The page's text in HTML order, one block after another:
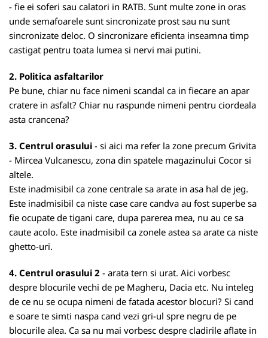
- fie ei soferi sau calatori in RATB. Sunt multe zone in oras
unde semafoarele sunt sincronizate prost sau nu sunt
sincronizate deloc. O sincronizare eficienta inseamna timp
castigat pentru toata lumea si nervi mai putini.
2. Politica asfaltarilor
Pe bune, chiar nu face nimeni scandal ca in fiecare an apar
cratere in asfalt? Chiar nu raspunde nimeni pentru ciordeala
asta crancena?
3. Centrul orasului - si aici ma refer la zone precum Grivita
- Mircea Vulcanescu, zona din spatele magazinului Cocor si
altele.
Este inadmisibil ca zone centrale sa arate in asa hal de jeg.
Este inadmisibil ca niste case care candva au fost superbe sa
fie ocupate de tigani care, dupa parerea mea, nu au ce sa
caute acolo. Este inadmisibil ca zonele astea sa arate ca niste
ghetto-uri.
4. Centrul orasului 2 - arata tern si urat. Aici vorbesc
despre blocurile vechi de pe Magheru, Dacia etc. Nu inteleg
de ce nu se ocupa nimeni de fatada acestor blocuri? Si cand
e soare te simti naspa cand vezi gri-ul spre negru de pe
blocurile alea. Ca sa nu mai vorbesc despre cladirile aflate in